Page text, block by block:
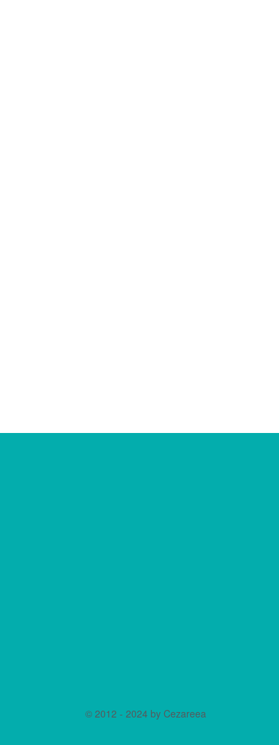
© 2012 - 2024 by Cezareea